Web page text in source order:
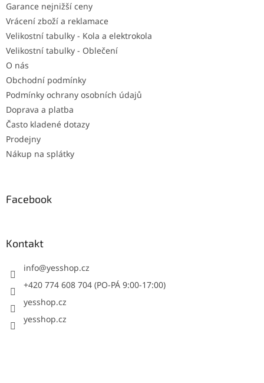
Garance nejnižší ceny
Vrácení zboží a reklamace
Velikostní tabulky - Kola a elektrokola
Velikostní tabulky - Oblečení
O nás
Obchodní podmínky
Podmínky ochrany osobních údajů
Doprava a platba
Často kladené dotazy
Prodejny
Nákup na splátky
Facebook
Kontakt
info@yesshop.cz
+420 774 608 704 (PO-PÁ 9:00-17:00)
yesshop.cz
yesshop.cz